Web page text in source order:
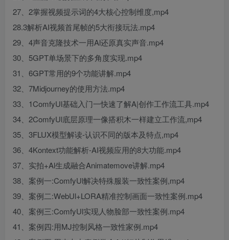
27、2掌握视频提示词的4大核心控制维度,mp4
28.3解析AI视频首尾帧的5大衔接玩法.mp4
29、4声音克隆技术一用Al还原真实声音.mp4
30、5GPT单场景下的多角度实现.mp4
31、6GPT常用的9个功能讲解.mp4
32、7Midjourney的使用方法.mp4
33、1ComfyUl基础入门一快速了解A|创作工作流工具.mp4
34、2ComfyUl底层原理一像搭积木一样建立工作流,mp4
35、3FLUX模型解读-认识不同的版本及特点,mp4
36、4Kontext功能解析-AI视频应用的8大功能.mp4
37、实拍+Al生成融合Animatemove讲解.mp4
38、案例一:ComfyUl解决特殊服装一致性案例,mp4
39、案例二:WebUl+LORA精准控制画面一致性案例.mp4
40、案例三:ComfyUl实现人物脸部一致性案例.mp4
41、案例四:用MJ控制风格一致性家例.mp4